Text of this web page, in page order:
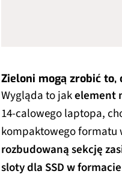
Zieloni mogą zrobić to,
Wygląda to jakelement
14-calowego laptopa,
kompaktowego formatu
rozbudowaną sekcję
sloty dla SSD w